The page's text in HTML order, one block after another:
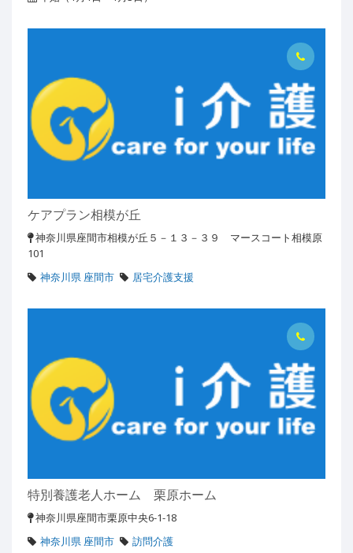
ケアプラン相模が丘
神奈川県座間市相模が丘５－１３－３９ マースコート相模原
101
神奈川県 座間市
居宅介護支援
特別養護老人ホーム 栗原ホーム
神奈川県座間市栗原中央6-1-18
神奈川県 座間市
訪問介護